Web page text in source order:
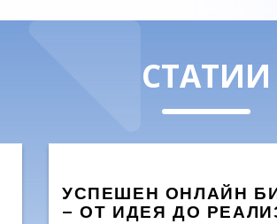
СТАТИИ
УСПЕШЕН ОНЛАЙН
– ОТ ИДЕЯ ДО